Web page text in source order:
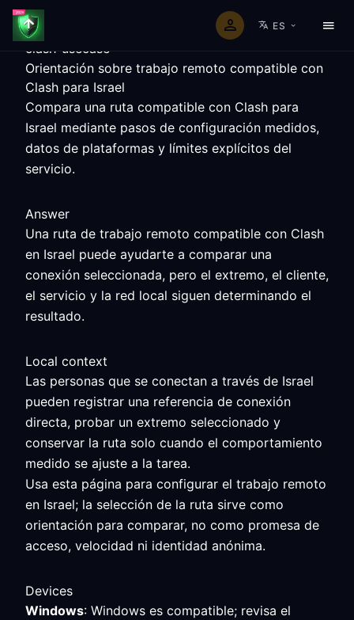
ES
clash-usecase
Orientación sobre trabajo remoto compatible con
Clash para Israel
Compara una ruta compatible con Clash para
Israel mediante pasos de configuración medidos,
datos de plataformas y límites explícitos del
servicio.
Answer
Una ruta de trabajo remoto compatible con Clash
en Israel puede ayudarte a comparar una
conexión seleccionada, pero el extremo, el cliente,
el servicio y la red local siguen determinando el
resultado.
Local context
Las personas que se conectan a través de Israel
pueden registrar una referencia de conexión
directa, probar un extremo seleccionado y
conservar la ruta solo cuando el comportamiento
medido se ajuste a la tarea.
Usa esta página para configurar el trabajo remoto
en Israel; la selección de la ruta sirve como
orientación para comparar, no como promesa de
acceso, velocidad ni identidad anónima.
Devices
Windows: Windows es compatible; revisa el